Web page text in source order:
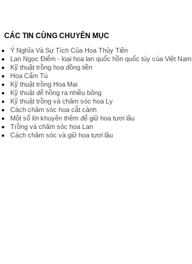
CÁC TIN CÙNG CHUYÊN MỤC
Ý Nghĩa Và Sự Tích Của Hoa Thủy Tiên
Lan Ngọc Điểm - loại hoa lan quốc hồn quốc túy của Việt Nam
Kỹ thuật trồng hoa đồng tiền
Hoa Cẩm Tú
Kỹ thuật trồng Hoa Mai
Kỹ thuật để hồng ra nhiều bông
Kỹ thuật trồng và chăm sóc hoa Ly
Cách chăm sóc hoa cắt cành
Một số lời khuyên thêm để giữ hoa tươi lâu
Trồng và chăm sóc hoa Lan
Cách chăm sóc và giữ hoa tươi lâu